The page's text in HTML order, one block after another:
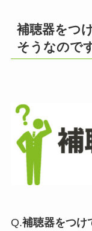
補聴器をつ
そうなので
Q.補聴器をつけ